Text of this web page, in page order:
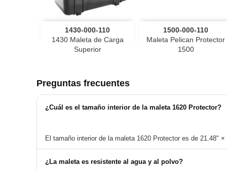
1430-000-110
1430 Maleta de Carga
Superior
Vista rápida
1500-000-110
Maleta Pelican Protector
1500
Vista rápida
negrogris naranja
Preguntas frecuentes
¿Cuál es el tamaño interior de la maleta 1620 Protector?
¿La maleta es resistente al agua y al polvo?